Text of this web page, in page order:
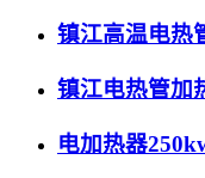
镇江高温电热
镇江电热管加
电加热器